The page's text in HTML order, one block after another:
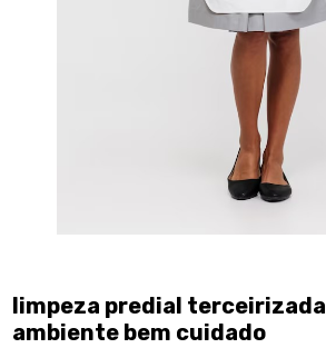
limpeza predial terceirizada
ambiente bem cuidado